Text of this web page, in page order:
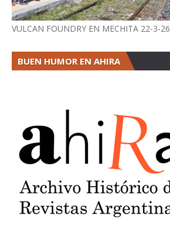
VULCAN FOUNDRY EN MECHITA 22-3-26
BUEN HUMOR EN AHIRA